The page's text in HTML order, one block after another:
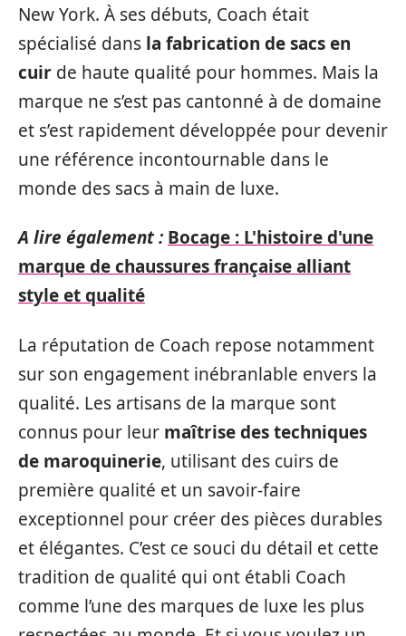
New York. À ses débuts, Coach était
spécialisé dans la fabrication de sacs en
cuir de haute qualité pour hommes. Mais la
marque ne s’est pas cantonné à de domaine
et s’est rapidement développée pour devenir
une référence incontournable dans le
monde des sacs à main de luxe.
A lire également : Bocage : L'histoire d'une
marque de chaussures française alliant
style et qualité
La réputation de Coach repose notamment
sur son engagement inébranlable envers la
qualité. Les artisans de la marque sont
connus pour leur maîtrise des techniques
de maroquinerie, utilisant des cuirs de
première qualité et un savoir-faire
exceptionnel pour créer des pièces durables
et élégantes. C’est ce souci du détail et cette
tradition de qualité qui ont établi Coach
comme l’une des marques de luxe les plus